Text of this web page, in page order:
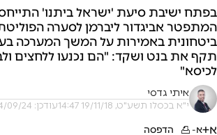
בפתח ישיבת סיעת 'ישראל ביתנו'
המתפטר אביגדור ליברמן לסערה
ביטחונית באמירות על המשך המערכה
תקף את בנט ושקד: "הם נכנעו ללחצים
לכיסא"
איתי גדסי
י"א בכסלו תשע"ט, 19/11/18 14:47 עודכן: 24/09/24 00:33
א+א- הדפסה